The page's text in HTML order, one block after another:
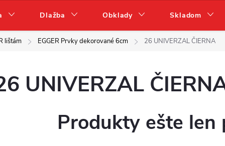
Dlažba Obklady Skladom
lištám EGGER Prvky dekorované 6cm 26 UNIVERZAL ČIERNA
UNIVERZAL
Produkty ešte len